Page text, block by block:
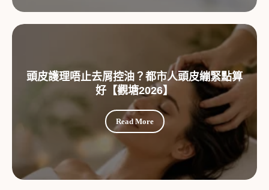
頭皮護理唔止去屑控油？都市人頭皮繃緊點算
好【觀塘2026】
Read More